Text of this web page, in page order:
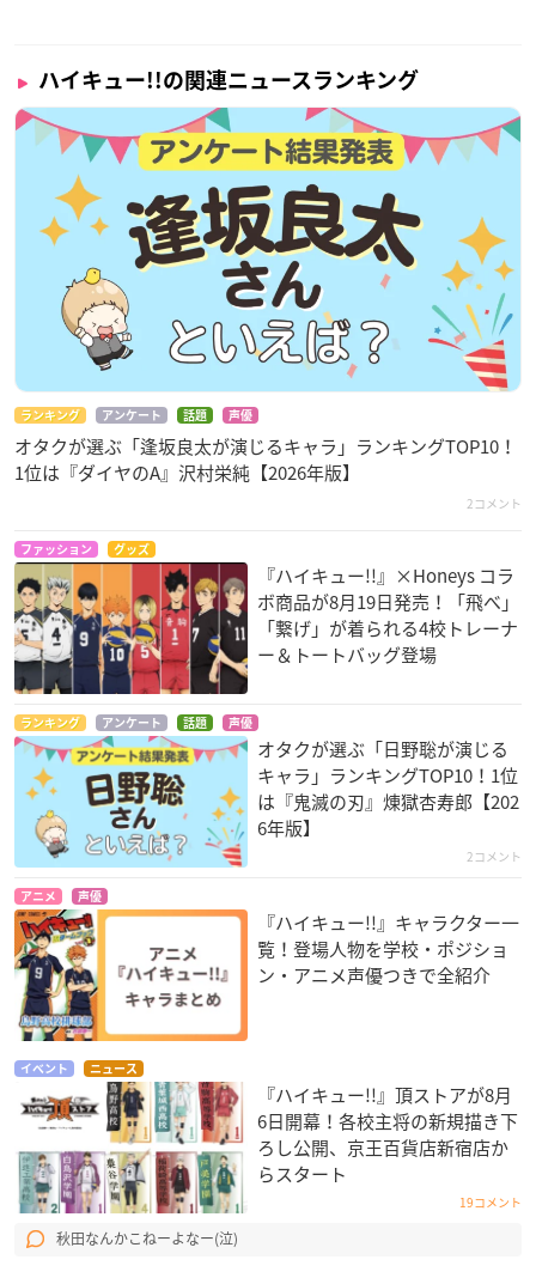
ハイキュー!!の関連ニュースランキング
ランキング アンケート 話題 声優
オタクが選ぶ「逢坂良太が演じるキャラ」ランキングTOP10！
1位は『ダイヤのA』沢村栄純【2026年版】
2コメント
ファッション グッズ
『ハイキュー!!』×Honeys コラ
ボ商品が8月19日発売！「飛べ」
「繋げ」が着られる4校トレーナ
ー＆トートバッグ登場
ランキング アンケート 話題 声優
オタクが選ぶ「日野聡が演じる
キャラ」ランキングTOP10！1位
は『鬼滅の刃』煉󠄁獄杏寿郎【202
6年版】
2コメント
アニメ 声優
『ハイキュー!!』キャラクター一
覧！登場人物を学校・ポジショ
ン・アニメ声優つきで全紹介
イベント ニュース
『ハイキュー!!』頂ストアが8月
6日開幕！各校主将の新規描き下
ろし公開、京王百貨店新宿店か
らスタート
19コメント
秋田なんかこねーよなー(泣)